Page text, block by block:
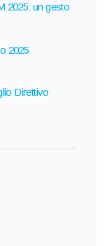
2025: un gesto
2025
Direttivo